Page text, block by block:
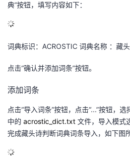
典”按钮，填写内容如下：
词典标识： ACROSTIC 词典名称 ：藏
点击“确认并添加词条”按钮。
添加词条
点击“导入词条”按钮，点击“...”按钮，选
中的 acrostic_dict.txt 文件，导入模式
完成藏头诗判断词典词条导入，如下图